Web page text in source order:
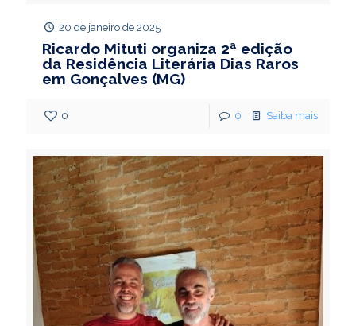
20 de janeiro de 2025
Ricardo Mituti organiza 2ª edição
da Residência Literária Dias Raros
em Gonçalves (MG)
0 0 Saiba mais